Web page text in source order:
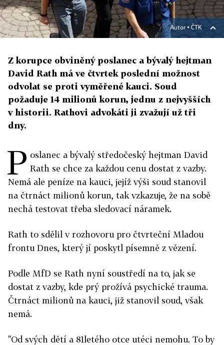
Autor ▪ ČTK
Z korupce obviněný poslanec a bývalý hejtman
David Rath má ve čtvrtek poslední možnost
odvolat se proti vyměřené kauci. Soud
požaduje 14 milionů korun, jednu z nejvyšších
v historii. Rathovi advokáti ji zvažují už tři
dny.
P oslanec a bývalý středočeský hejtman David
Rath se chce za každou cenu dostat z vazby.
Nemá ale peníze na kauci, jejíž výši soud stanovil
na čtrnáct milionů korun, tak vzkazuje, že na sobě
nechá testovat třeba sledovací náramek.
Rath to sdělil v rozhovoru pro čtvrteční Mladou
frontu Dnes, který jí poskytl písemně z vězení.
Podle MfD se Rath nyní soustředí na to, jak se
dostat z vazby, kde prý prožívá psychické trauma.
Čtrnáct milionů na kauci, již stanovil soud, však
nemá.
"Od svých dětí a 81letého otce utéci nemohu. To by